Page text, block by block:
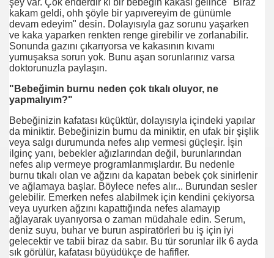
şey var. Çok enderdir ki bir bebeğin kakası gelince "Biraz
kakam geldi, ohh şöyle bir yapıvereyim de günümle
devam edeyim" desin. Dolayısıyla gaz sorunu yaşarken
ve kaka yaparken renkten renge girebilir ve zorlanabilir.
Sonunda gazını çıkarıyorsa ve kakasının kıvamı
yumuşaksa sorun yok. Bunu aşan sorunlarınız varsa
doktorunuzla paylaşın.
"Bebeğimin burnu neden çok tıkalı oluyor, ne
yapmalıyım?"
Bebeğinizin kafatası küçüktür, dolayısıyla içindeki yapılar
da miniktir. Bebeğinizin burnu da miniktir, en ufak bir şişlik
veya salgı durumunda nefes alıp vermesi güçleşir. İşin
ilginç yanı, bebekler ağızlarından değil, burunlarından
nefes alıp vermeye programlanmışlardır. Bu nedenle
burnu tıkalı olan ve ağzını da kapatan bebek çok sinirlenir
ve ağlamaya başlar. Böylece nefes alır... Burundan sesler
gelebilir. Emerken nefes alabilmek için kendini çekiyorsa
veya uyurken ağzını kapattığında nefes alamayıp
ağlayarak uyanıyorsa o zaman müdahale edin. Serum,
deniz suyu, buhar ve burun aspiratörleri bu iş için iyi
gelecektir ve tabii biraz da sabır. Bu tür sorunlar ilk 6 ayda
sık görülür, kafatası büyüdükçe de hafifler.